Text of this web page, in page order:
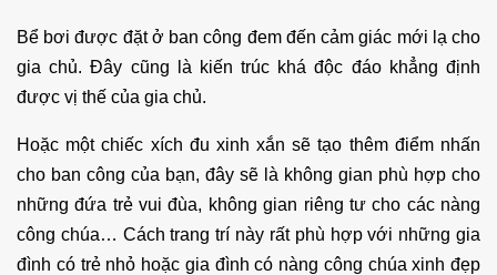
Bể bơi được đặt ở ban công đem đến cảm giác mới lạ cho
gia chủ. Đây cũng là kiến trúc khá độc đáo khẳng định
được vị thế của gia chủ.
Hoặc một chiếc xích đu xinh xắn sẽ tạo thêm điểm nhấn
cho ban công của bạn, đây sẽ là không gian phù hợp cho
những đứa trẻ vui đùa, không gian riêng tư cho các nàng
công chúa… Cách trang trí này rất phù hợp với những gia
đình có trẻ nhỏ hoặc gia đình có nàng công chúa xinh đẹp